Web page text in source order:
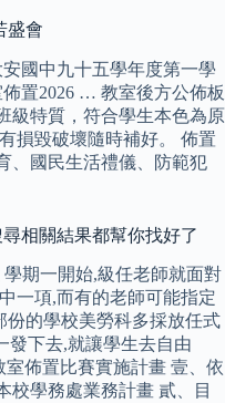
盛會
國中九十五學年度第一學
置2026 … 教室後方公佈板
級特質，符合學生本色為原
損毀破壞隨時補好。 佈置
、國民生活禮儀、防範犯
相關結果都幫你找好了
期一開始,級任老師就面對
一項,而有的老師可能指定
的學校美勞科多採放任式
發下去,就讓學生去自由
佈置比賽實施計畫 壹、依
校學務處業務計畫 貳、目